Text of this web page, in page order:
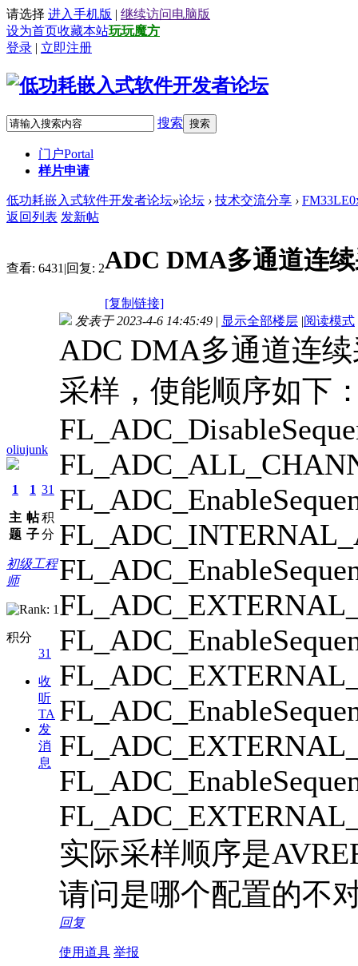
请选择 进入手机版 | 继续访问电脑版
设为首页收藏本站玩玩魔方
登录 | 立即注册
搜索 搜索
门户Portal
样片申请
低功耗嵌入式软件开发者论坛»论坛 › 技术交流分享 ›
返回列表 发新帖
查看: 6431 |回复: 2ADC DMA多通道连
[复制链接]
oliujunk
1
主
题
1
帖
子
31
积
分
初级工程
师
积分
31
收
听
TA
发
消
息
发表于 2023-4-6 14:45:49 | 显示全部楼层 |阅读模式
ADC DMA多通道连
采样，使能顺序如下
实际采样顺序是
请问是哪个配置的不
回复
使用道具 举报